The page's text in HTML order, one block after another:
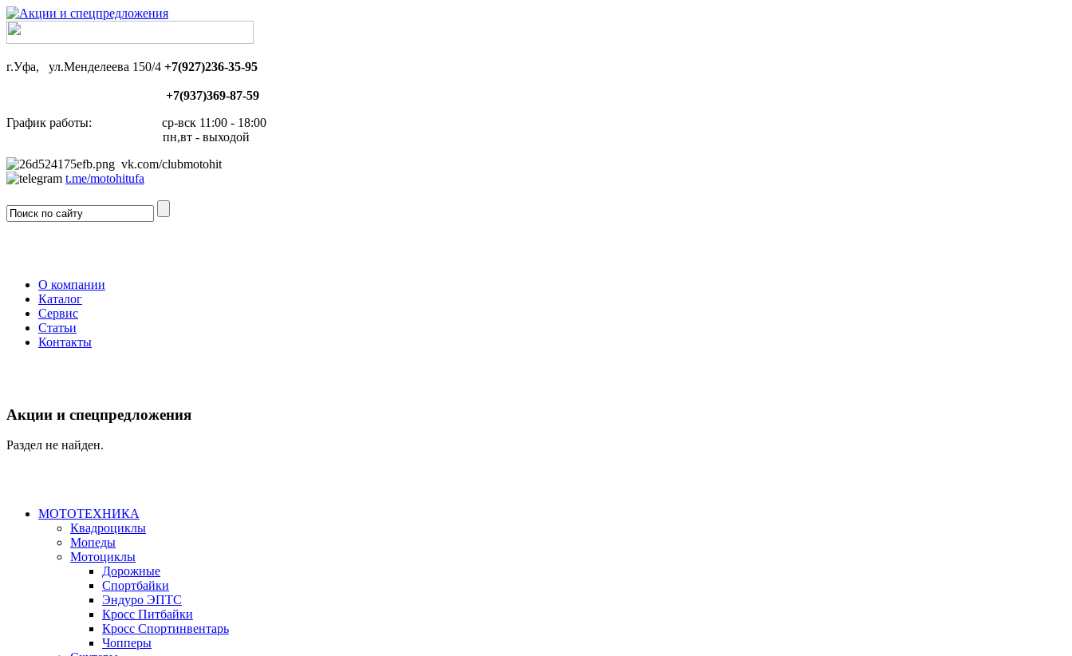
г.Уфа, ул.Менделеева 150/4 +7(927)236-35-95
+7(937)369-87-59
График работы: ср-вск 11:00 - 18:00
пн,вт - выходой
vk.com/clubmotohit
t.me/motohitufa
О компании
Каталог
Сервис
Статьи
Контакты
Акции и спецпредложения
Раздел не найден.
МОТОТЕХНИКА
Квадроциклы
Мопеды
Мотоциклы
Дорожные
Спортбайки
Эндуро ЭПТС
Кросс Питбайки
Кросс Спортинвентарь
Чопперы